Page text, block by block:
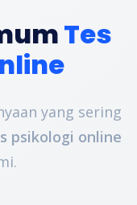
Tes
yang sering
psikologi online